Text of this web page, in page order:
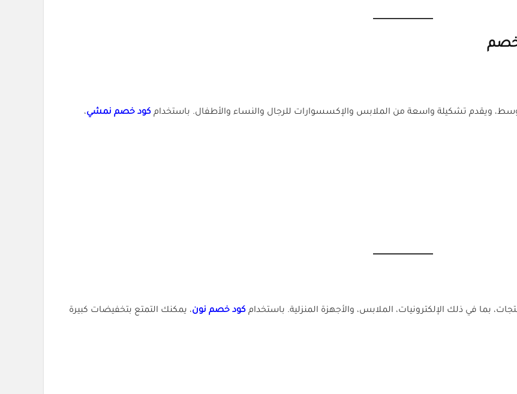
ويقدم تشكيلة واسعة من الملابس والإكسسوارات للرجال والنساء والأطفال. باستخدام كود خصم نمشي،
بما في ذلك الإلكترونيات، الملابس، والأجهزة المنزلية. باستخدام كود خصم نون، يمكنك التمتع بتخفيضات كبيرة